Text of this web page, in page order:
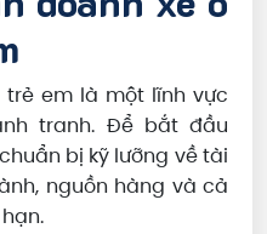
em là một lĩnh vực
tranh. Để bắt đầu
bị kỹ lưỡng về tài
nguồn hàng và cả